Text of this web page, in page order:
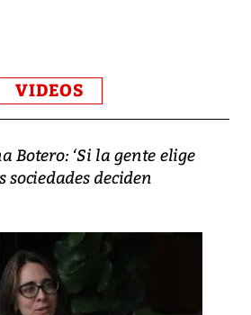
VIDEOS
Botero: ‘Si la gente elige
deciden